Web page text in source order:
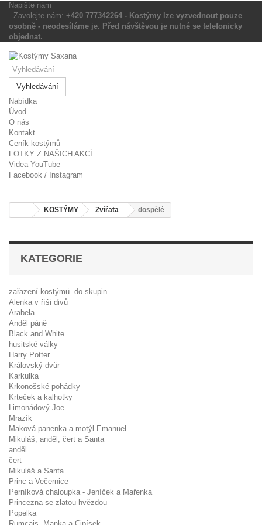
Napište nám
Zavolejte nám:+420 777342264 - Kostýmy lze vyzvednout pouze
osobně - neodesíláme je. Před návštěvou je nutné se
telefonicky objednat.
Vyhledávání
Nabídka
Úvod
O nás
Kontakt
Ceník kostýmů
FOTKY Z NAŠICH AKCÍ
Videa YouTube
Facebook / Instagram
KOSTÝMY Zvířata dospělé
KATEGORIE
KATALOG